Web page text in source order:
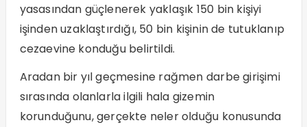
yasasından güçlenerek yaklaşık 150 bin kişiyi
işinden uzaklaştırdığı, 50 bin kişinin de tutuklanıp
cezaevine konduğu belirtildi.
Aradan bir yıl geçmesine rağmen darbe girişimi
sırasında olanlarla ilgili hala gizemin
korunduğunu, gerçekte neler olduğu konusunda